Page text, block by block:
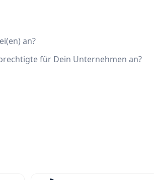
an?
für Dein Unternehmen an?